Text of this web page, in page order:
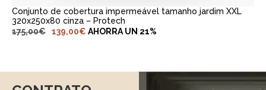
Conjunto de cobertura impermeável tamanho jardim XXL
320x250x80 cinza – Protech
175,00€ 139,00€ AHORRA UN 21%